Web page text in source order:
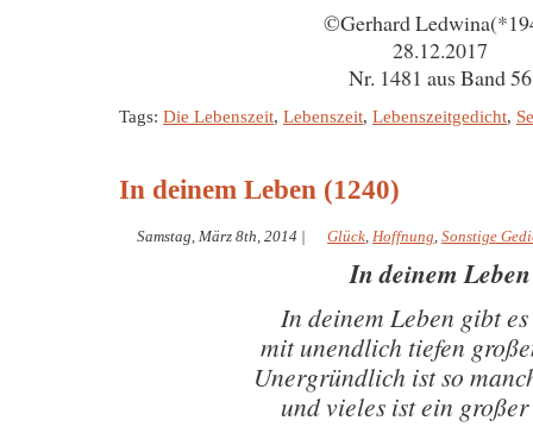
©Gerhard
28.12.2017
Nr. 1481 aus Band 56
Tags: Die Lebenszeit, Lebenszeit, Lebenszeitgedicht,
In deinem Leben (1240)
Samstag, März 8th, 2014 | Glück, Hoffnung, Sonstige
In deinem Leben
In deinem Leben gibt
mit unendlich tiefen
Unergründlich ist so
und vieles ist ein